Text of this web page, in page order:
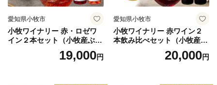
〒893-1402 鹿児島県肝属郡肝付町南方2643番地
ＴＥＬ：0994-45-7570（ふるさと納税係直通） ＦＡ
Ｘ：0994-45-7571
E‐mail：furusato@k-soramachi.jp
愛知県小牧市
小牧ワイナリー 赤・ロゼワ
イン２本セット（小牧産ぶど
19,000円
愛知県小牧市
小牧ワイナリー 赤ワイン２
本飲み比べセット（小牧産ぶ
どう100％使用）20,000円